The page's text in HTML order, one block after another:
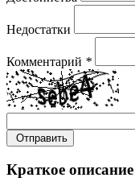
Недостатки
Комментарий *
Отправить
Краткое описание